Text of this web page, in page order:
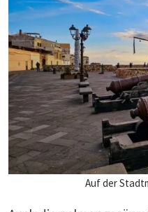
Auf der